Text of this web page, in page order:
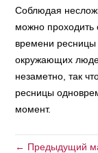
Соблюдая
можно проходить
времени ресницы
окружающих
незаметно, так
ресницы
момент.
← Предыдущий